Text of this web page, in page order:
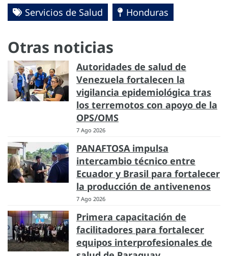
Servicios de Salud
Honduras
Otras noticias
Autoridades de salud de
Venezuela fortalecen la
vigilancia epidemiológica tras
los terremotos con apoyo de la
OPS/OMS
7 Ago 2026
PANAFTOSA impulsa
intercambio técnico entre
Ecuador y Brasil para fortalecer
la producción de antivenenos
7 Ago 2026
Primera capacitación de
facilitadores para fortalecer
equipos interprofesionales de